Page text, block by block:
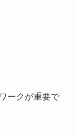
ークが重要で